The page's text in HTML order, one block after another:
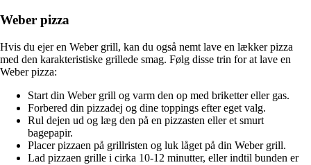
Weber pizza
Hvis du ejer en Weber grill, kan du også nemt lave en lækker pizza
med den karakteristiske grillede smag. Følg disse trin for at lave en
Weber pizza:
Start din Weber grill og varm den op med briketter eller gas.
Forbered din pizzadej og dine toppings efter eget valg.
Rul dejen ud og læg den på en pizzasten eller et smurt
bagepapir.
Placer pizzaen på grillristen og luk låget på din Weber grill.
Lad pizzaen grille i cirka 10-12 minutter, eller indtil bunden er